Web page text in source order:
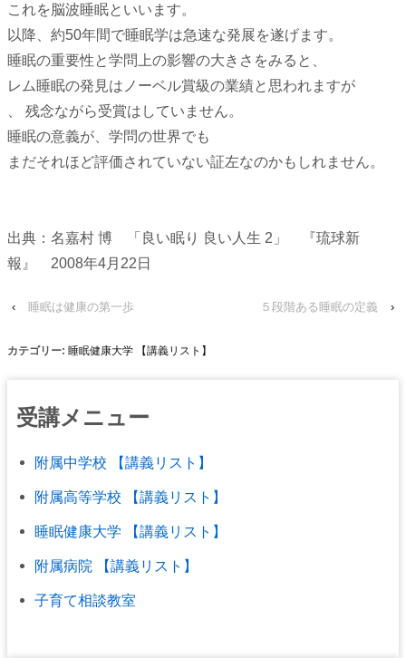
これを脳波睡眠といいます。
以降、約50年間で睡眠学は急速な発展を遂げます。
睡眠の重要性と学問上の影響の大きさをみると、
レム睡眠の発見はノーベル賞級の業績と思われますが
、 残念ながら受賞はしていません。
睡眠の意義が、学問の世界でも
まだそれほど評価されていない証左なのかもしれません。
出典：名嘉村 博 「良い眠り 良い人生 2」 『琉球新
報』 2008年4月22日
‹ 睡眠は健康の第一歩 ５段階ある睡眠の定義 ›
カテゴリー: 睡眠健康大学 【講義リスト】
受講メニュー
附属中学校 【講義リスト】
附属高等学校 【講義リスト】
睡眠健康大学 【講義リスト】
附属病院 【講義リスト】
子育て相談教室